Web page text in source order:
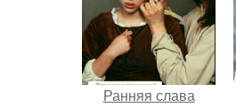
Ранняя слава